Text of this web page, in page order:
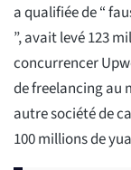
a qualifiée de “
”, avait levé 123
concurrencer
de freelancing au
autre société de
100 millions de